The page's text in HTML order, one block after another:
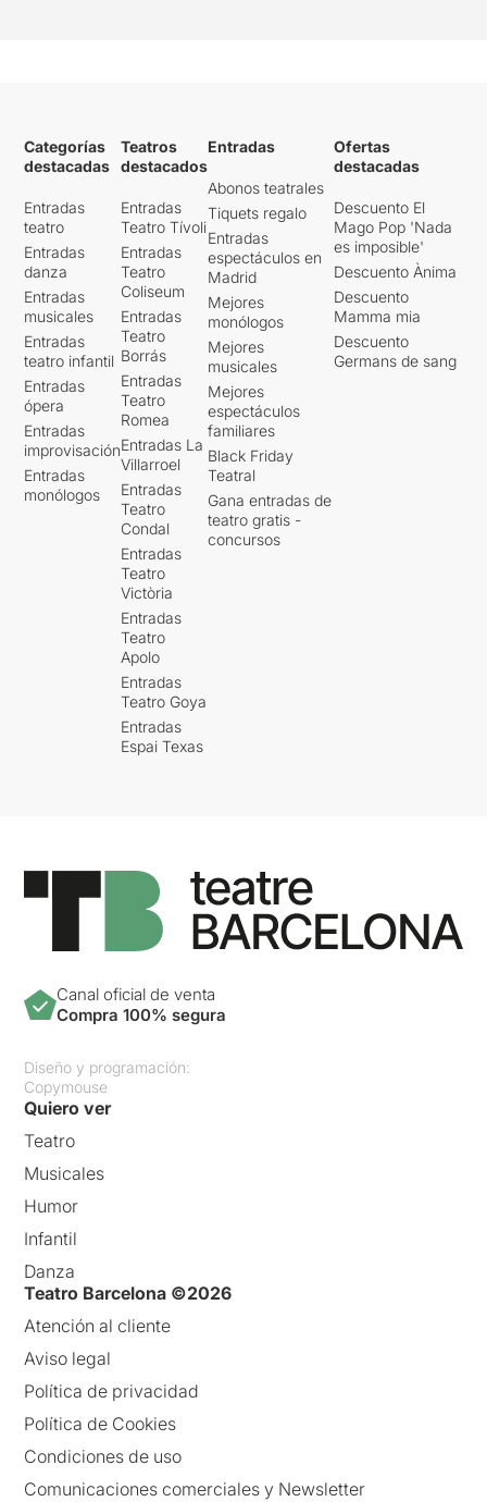
Categorías
destacadas
Entradas
teatro
Entradas
danza
Entradas
musicales
Entradas
teatro infantil
Entradas
ópera
Entradas
improvisación
Entradas
monólogos
Teatros
destacados
Entradas
Teatro Tívoli
Entradas
Teatro
Coliseum
Entradas
Teatro
Borrás
Entradas
Teatro
Romea
Entradas La
Villarroel
Entradas
Teatro
Condal
Entradas
Teatro
Victòria
Entradas
Teatro
Apolo
Entradas
Teatro Goya
Entradas
Espai Texas
Entradas
Abonos teatrales
Tiquets regalo
Entradas
espectáculos en
Madrid
Mejores
monólogos
Mejores
musicales
Mejores
espectáculos
familiares
Black Friday
Teatral
Gana entradas de
teatro gratis -
concursos
Ofertas
destacadas
Descuento El
Mago Pop 'Nada
es imposible'
Descuento Ànima
Descuento
Mamma mia
Descuento
Germans de sang
Canal oficial de venta
Compra 100% segura
Diseño y programación:
Copymouse
Quiero ver
Teatro
Musicales
Humor
Infantil
Danza
Teatro Barcelona ©2026
Atención al cliente
Aviso legal
Política de privacidad
Política de Cookies
Condiciones de uso
Comunicaciones comerciales y Newsletter